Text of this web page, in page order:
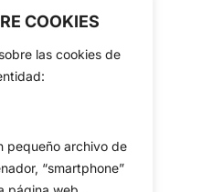
COOKIES
las cookies de
pequeño archivo de
“smartphone”